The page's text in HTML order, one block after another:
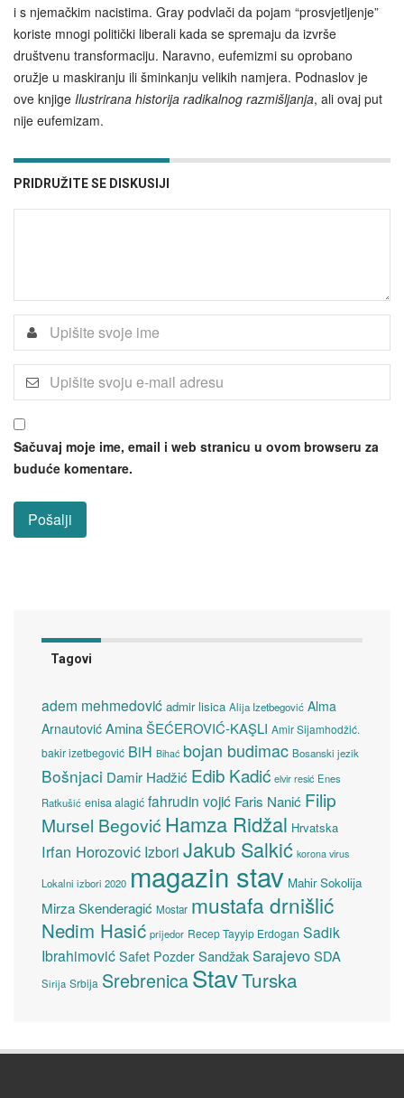
i s njemačkim nacistima. Gray podvlači da pojam “prosvjetljenje”
koriste mnogi politički liberali kada se spremaju da izvrše
društvenu transformaciju. Naravno, eufemizmi su oprobano
oružje u maskiranju ili šminkanju velikih namjera. Podnaslov je
ove knjige Ilustrirana historija radikalnog razmišljanja, ali ovaj put
nije eufemizam.
PRIDRUŽITE SE DISKUSIJI
Sačuvaj moje ime, email i web stranicu u ovom browseru za
buduće komentare.
Tagovi
adem mehmedović admir lisica Alija Izetbegović Alma
Arnautović Amina ŠEĆEROVIĆ-KAŞLI Amir Sijamhodžić.
bakir izetbegović BiH Bihać bojan budimac Bosanski jezik
Bošnjaci Damir Hadžić Edib Kadić elvir resić Enes
Ratkušić enisa alagić fahrudin vojić Faris Nanić Filip
Mursel Begović Hamza Ridžal Hrvatska
Irfan Horozović Izbori Jakub Salkić korona virus
Lokalni izbori 2020 magazin stav Mahir Sokolija
Mirza Skenderagić Mostar mustafa drnišlić
Nedim Hasić prijedor Recep Tayyip Erdogan Sadik
Ibrahimović Safet Pozder SandžakSarajevoSDA
Sirija Srbija SrebrenicaStavTurska